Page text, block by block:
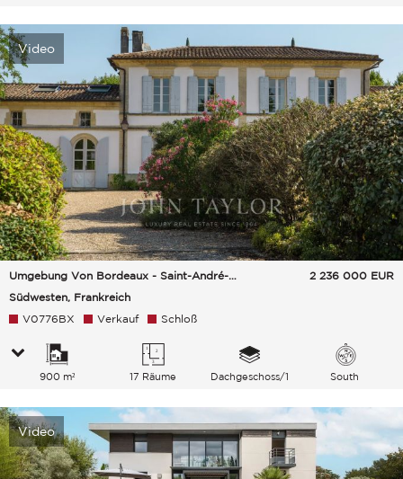
Video
Umgebung Von Bordeaux - Saint-André-De-Cubzac
Südwesten, Frankreich
2 236 000 EUR
V0776BX Verkauf Schloß
900 m² 17 Räume Dachgeschoss/1 South
Video